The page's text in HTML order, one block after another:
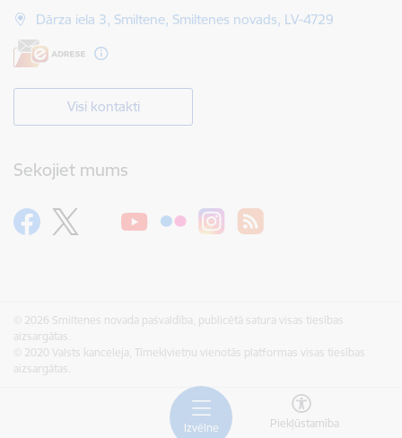
Izvēlne Piekļūstamība
Dārza iela 3, Smiltene, Smiltenes novads, LV-4729
Visi kontakti
Sekojiet mums
© 2026 Smiltenes novada pašvaldība, publicētā satura visas tiesības
aizsargātas.
© 2020 Valsts kanceleja, Tīmekļvietņu vienotās platformas visas tiesības
aizsargātas.